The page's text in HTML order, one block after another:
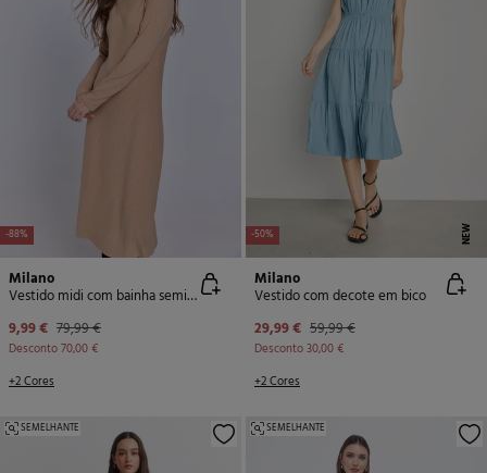
-88%
Milano
Vestido midi com bainha semi-aberta
9,99 € 79,99 €
Desconto70,00 €
+2 Cores
-50% NEW
Milano
Vestido com decote em bico
29,99 € 59,99 €
Desconto30,00 €
+2 Cores
SEMELHANTE SEMELHANTE